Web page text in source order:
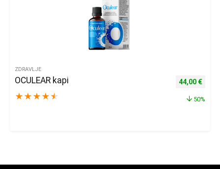
ZDRAVLJE
OCULEAR kapi
★ ★ ★ ★ ★
Izvorna
44,00 €
50%